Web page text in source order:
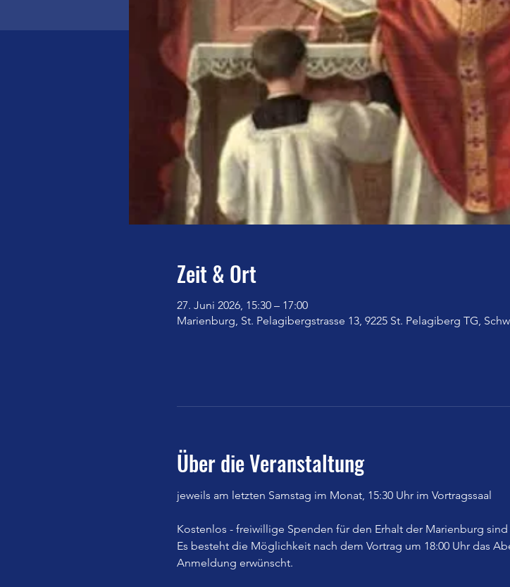
Zeit & Ort
27. Juni 2026, 15:30 – 17:00
Marienburg, St. Pelagibergstrasse 13, 9225 St. Pelagiberg TG,
Über die Veranstaltung
jeweils am letzten Samstag im Monat, 15:30 Uhr im Vortragssaal
Kostenlos - freiwillige Spenden für den Erhalt der Marienburg
Es besteht die Möglichkeit nach dem Vortrag um 18:00 Uhr das
Anmeldung erwünscht.